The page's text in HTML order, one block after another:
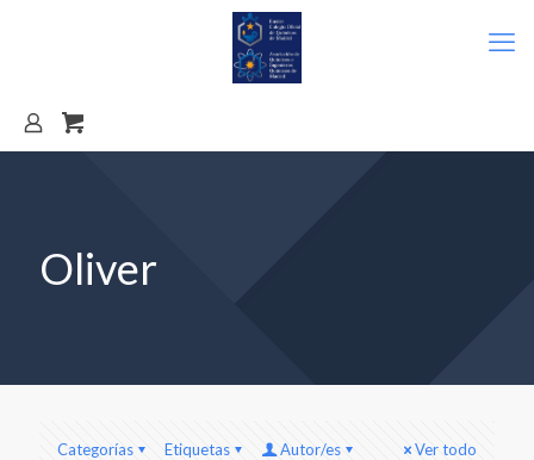
Oliver
Categorías Etiquetas Autor/es Ver todo